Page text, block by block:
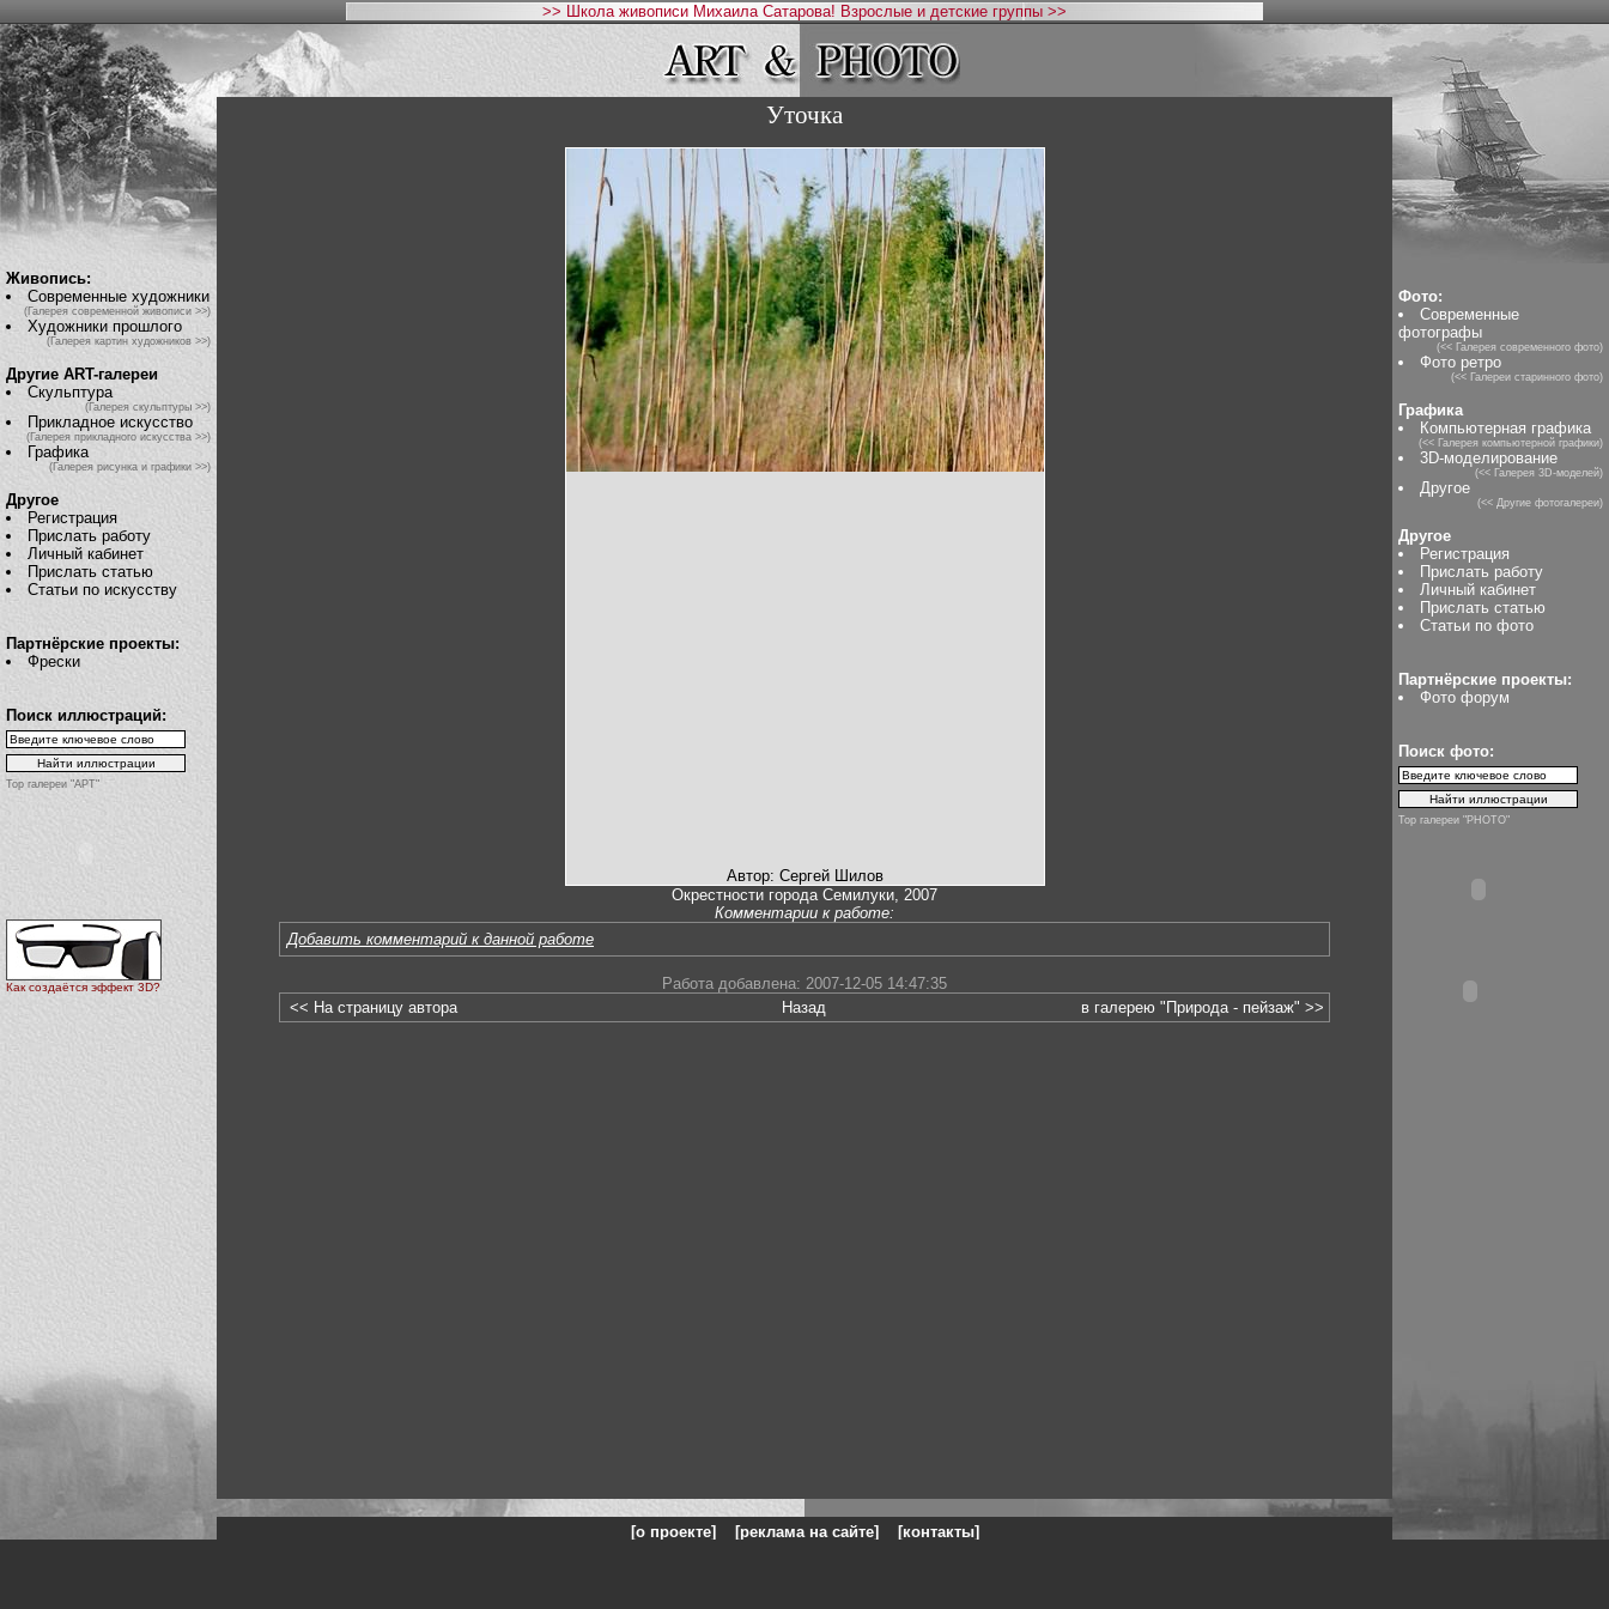
>> Школа живописи Михаила Сатарова! Взрослые и детские группы >>
Живопись:
Современные художники
(Галерея современной живописи >>)
Художники прошлого
(Галерея картин художников >>)
Другие ART-галереи
Скульптура
(Галерея скульптуры >>)
Прикладное искусство
(Галерея прикладного искусства >>)
Графика
(Галерея рисунка и графики >>)
Другое
Регистрация
Прислать работу
Личный кабинет
Прислать статью
Статьи по искусству
Партнёрские проекты:
Фрески
Поиск иллюстраций:
Top галереи "АРТ"
Как создаётся эффект 3D?
Уточка
Автор: Сергей Шилов
Окрестности города Семилуки, 2007
Комментарии к работе:
Добавить комментарий к данной работе
Работа добавлена: 2007-12-05 14:47:35
<< На страницу автора
Назад в галерею "Природа - пейзаж" >>
Фото:
Современные
фотографы
(<< Галерея современного фото)
Фото ретро
(<< Галереи старинного фото)
Графика
Компьютерная графика
(<< Галерея компьютерной графики)
3D-моделирование
(<< Галерея 3D-моделей)
Другое
(<< Другие фотогалереи)
Другое
Регистрация
Прислать работу
Личный кабинет
Прислать статью
Статьи по фото
Партнёрские проекты:
Фото форум
Поиск фото:
Top галереи "PHOTO"
[о проекте] [реклама на сайте] [контакты]